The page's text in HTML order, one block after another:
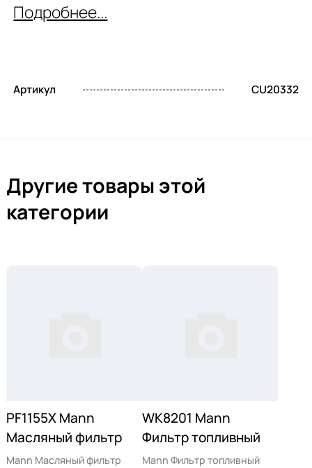
Подробнее...
Артикул CU20332
Другие товары этой
категории
PF1155X Mann
Масляный фильтр
Mann Масляный фильтр
WK8201 Mann
Фильтр топливный
Mann Фильтр топливный